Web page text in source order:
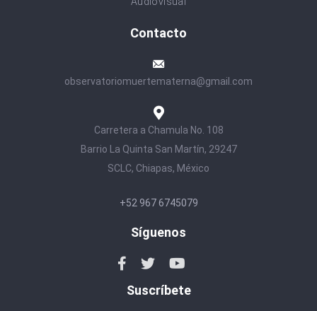
Contacto
observatoriomuertematerna@gmail.com
Carretera a Chamula No. 108
Barrio La Quinta San Martín, 29247
SCLC, Chiapas, México
+52 967 6745079
Síguenos
Suscríbete